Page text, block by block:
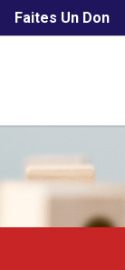
Faites Un Don